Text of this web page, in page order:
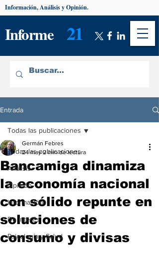
Informe 21
Información, Análisis y Opinión.
Entrada
Todas las publicaciones
Análisis
Opinión
Información
De interés
Psicología y Salud
Todas las publicaciones
Bancamiga dinamiza
la economía nacional
con sólido repunte en
soluciones de
consumo y divisas
Germán Febres
24 may 2 min de lectura